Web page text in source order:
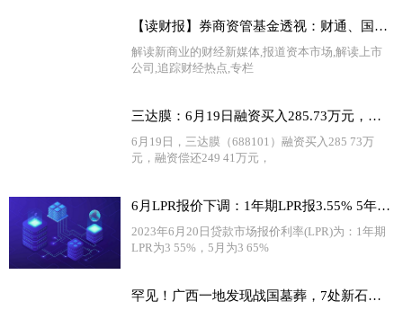
【读财报】券商资管基金透视：财通、国泰君安资管年内收益领跑 中银证券业绩垫底
解读新商业的财经新媒体,报道资本市场,解读上市
公司,追踪财经热点,专栏
三达膜：6月19日融资买入285.73万元，融资融券余额9855.35万元
6月19日，三达膜（688101）融资买入285 73万
元，融资偿还249 41万元，
6月LPR报价下调：1年期LPR报3.55% 5年期报4.20%
2023年6月20日贷款市场报价利率(LPR)为：1年期
LPR为3 55%，5月为3 65%
罕见！广西一地发现战国墓葬，7处新石器时代遗址_天天热闻